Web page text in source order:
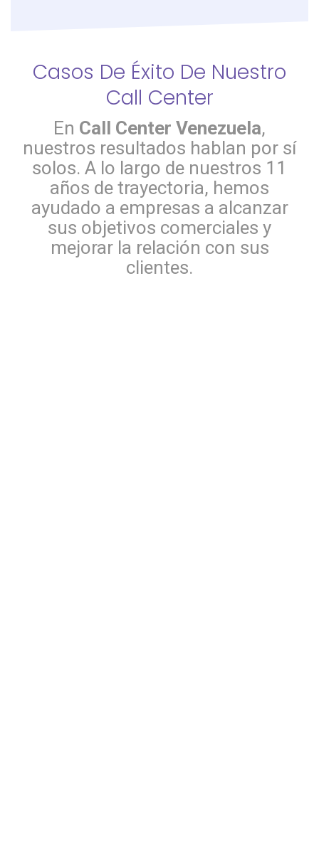
Casos De Éxito De Nuestro
Call Center
En Call Center Venezuela,
nuestros resultados hablan por sí
solos. A lo largo de nuestros 11
años de trayectoria, hemos
ayudado a empresas a alcanzar
sus objetivos comerciales y
mejorar la relación con sus
clientes.